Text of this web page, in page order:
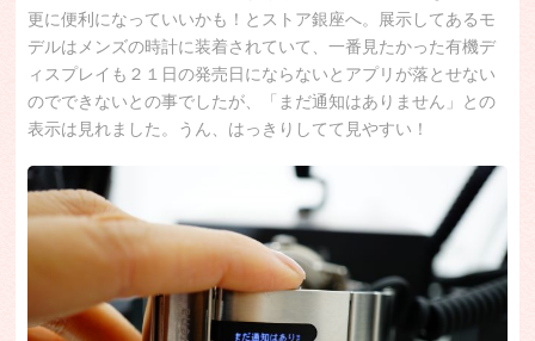
更に便利になっていいかも！とストア銀座へ。展示してあるモ
デルはメンズの時計に装着されていて、一番見たかった有機デ
ィスプレイも２１日の発売日にならないとアプリが落とせない
のでできないとの事でしたが、「まだ通知はありません」との
表示は見れました。うん、はっきりしてて見やすい！